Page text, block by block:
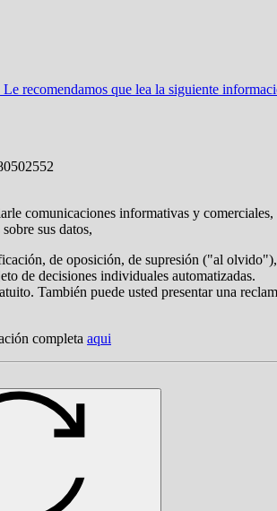
Le recomendamos que lea la siguiente
comunicaciones informativas y
sus datos,
de oposición, de supresión ("al
de decisiones individuales automatizadas.
También puede usted presentar una
completa aqui